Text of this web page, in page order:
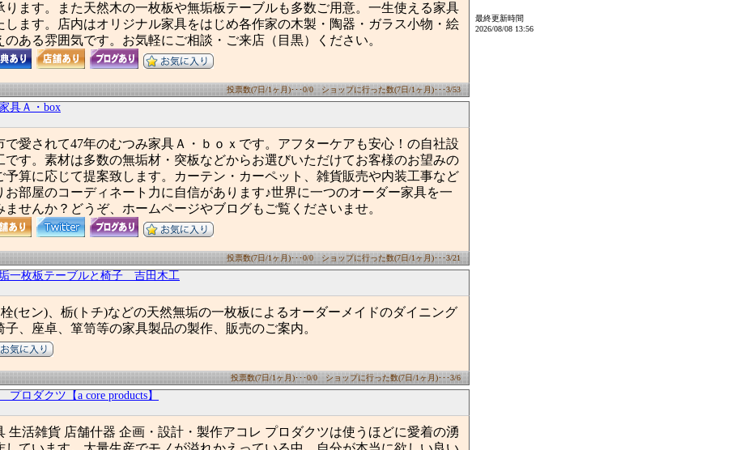
ります。また天然木の一枚板や無垢板テーブルも多数ご用意。一生使える家具
します。店内はオリジナル家具をはじめ各作家の木製・陶器・ガラス小物・絵
のある雰囲気です。お気軽にご相談・ご来店（目黒）ください。
投票数(7日/1ヶ月)･･･0/0 ショップに行った数(7日/1ヶ月)･･･3/53
具Ａ・box
で愛されて47年のむつみ家具Ａ・ｂｏｘです。アフターケアも安心！の自社設
です。素材は多数の無垢材・突板などからお選びいただけてお客様のお望みの
予算に応じて提案致します。カーテン・カーペット、雑貨販売や内装工事など
お部屋のコーディネート力に自信があります♪世界に一つのオーダー家具を一
ませんか？どうぞ、ホームページやブログもご覧くださいませ。
投票数(7日/1ヶ月)･･･0/0 ショップに行った数(7日/1ヶ月)･･･3/21
一枚板テーブルと椅子 吉田木工
(セン)、栃(トチ)などの天然無垢の一枚板によるオーダーメイドのダイニング
子、座卓、箪笥等の家具製品の製作、販売のご案内。
投票数(7日/1ヶ月)･･･0/0 ショップに行った数(7日/1ヶ月)･･･3/6
ロダクツ【a core products】
生活雑貨 店舗什器 企画・設計・製作アコレ プロダクツは使うほどに愛着の湧
最終更新時間
2026/08/08 13:56